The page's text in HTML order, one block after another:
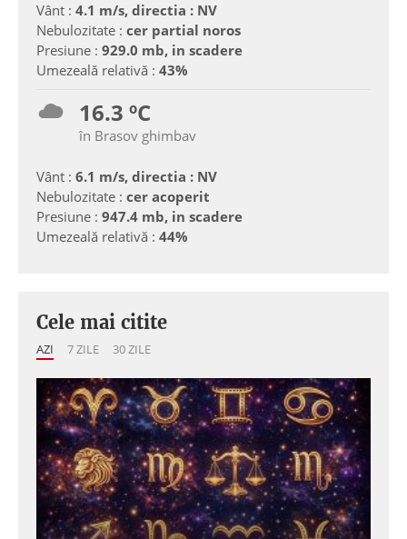
Vânt : 4.1 m/s, directia : NV
Nebulozitate : cer partial noros
Presiune : 929.0 mb, in scadere
Umezeală relativă : 43%
16.3 ºC
în Brasov ghimbav
Vânt : 6.1 m/s, directia : NV
Nebulozitate : cer acoperit
Presiune : 947.4 mb, in scadere
Umezeală relativă : 44%
Cele mai citite
AZI 7 ZILE 30 ZILE